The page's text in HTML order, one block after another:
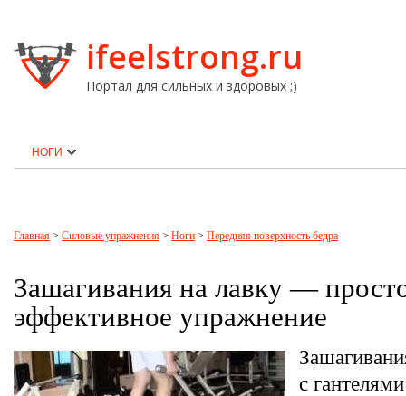
ifeelstrong.ru
Портал для сильных и здоровых ;)
НОГИ
Главная > Силовые упражнения > Ноги > Передняя поверхность бедра
Зашагивания на лавку —
эффективное упражнение
с